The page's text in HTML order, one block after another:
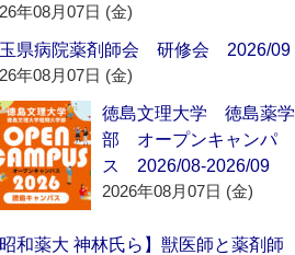
年08月07日 (金)
県病院薬剤師会 研修会 2026/09
年08月07日 (金)
徳島文理大学 徳島薬学
部 オープンキャンパ
ス 2026/08-2026/09
2026年08月07日 (金)
昭和薬大 神林氏ら】獣医師と薬剤師